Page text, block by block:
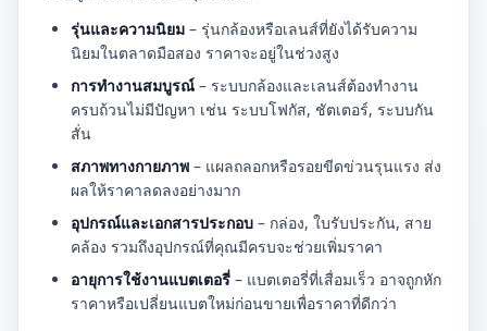
รุ่นและความนิยม – รุ่นกล้องหรือเลนส์ที่ยังได้รับความ
นิยมในตลาดมือสอง ราคาจะอยู่ในช่วงสูง
การทำงานสมบูรณ์ – ระบบกล้องและเลนส์ต้องทำงาน
ครบถ้วนไม่มีปัญหา เช่น ระบบโฟกัส, ชัตเตอร์, ระบบกัน
สั่น
สภาพทางกายภาพ – แผลถลอกหรือรอยขีดข่วนรุนแรง ส่ง
ผลให้ราคาลดลงอย่างมาก
อุปกรณ์และเอกสารประกอบ – กล่อง, ใบรับประกัน, สาย
คล้อง รวมถึงอุปกรณ์ที่คุณมีครบจะช่วยเพิ่มราคา
อายุการใช้งานแบตเตอรี่ – แบตเตอรี่ที่เสื่อมเร็ว อาจถูกหัก
ราคาหรือเปลี่ยนแบตใหม่ก่อนขายเพื่อราคาที่ดีกว่า